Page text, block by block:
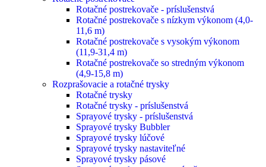
Rotačné postrekovače - príslušenstvá
Rotačné postrekovače s nízkym výkonom (4,0-
11,6 m)
Rotačné postrekovače s vysokým výkonom
(11,9-31,4 m)
Rotačné postrekovače so stredným výkonom
(4,9-15,8 m)
Rozprašovacie a rotačné trysky
Rotačné trysky
Rotačné trysky - príslušenstvá
Sprayové trysky - príslušenstvá
Sprayové trysky Bubbler
Sprayové trysky lúčové
Sprayové trysky nastaviteľné
Sprayové trysky pásové